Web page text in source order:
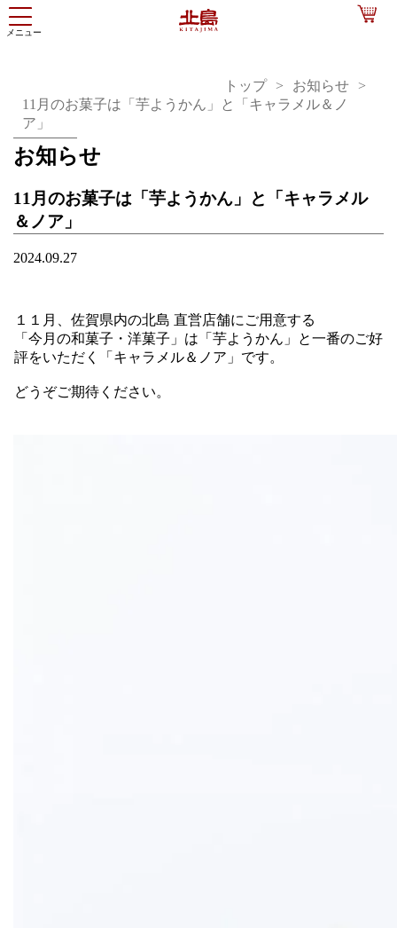
トップ
お知らせ
11月のお菓子は「芋ようかん」と「キャラメル＆ノ
ア」
お知らせ
11月のお菓子は「芋ようかん」と「キャラメル
＆ノア」
2024.09.27
１１月、佐賀県内の北島 直営店舗にご用意する
「今月の和菓子・洋菓子」は「芋ようかん」と一番のご好
評をいただく「キャラメル＆ノア」です。
どうぞご期待ください。